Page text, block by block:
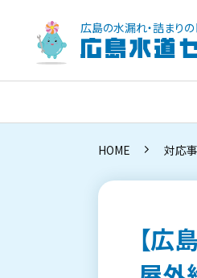
広島の水漏れ・詰まりの
広島水道セン
HOME 対応
【広